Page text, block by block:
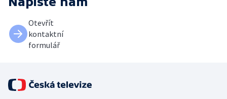
Otevřít
kontaktní
formulář